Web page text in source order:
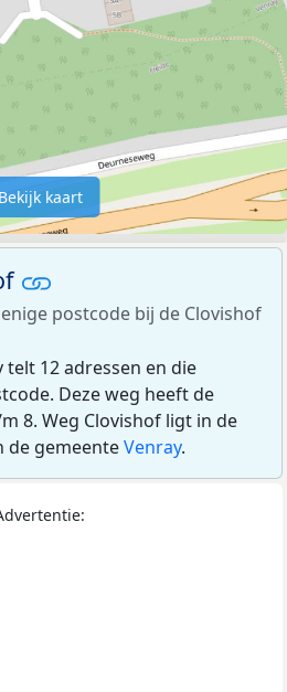
Bekijk kaart
postcode bij de Clovishof
telt 12 adressen en die
Deze weg heeft de
8. Weg Clovishof ligt in de
de gemeenteVenray.